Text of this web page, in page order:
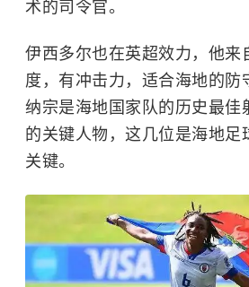
术的司令官。
伊西多尔也在英超效力，他来
度，有冲击力，适合海地的防
纳宗是海地国家队的历史最佳
的关键人物，这几位是海地足
关键。